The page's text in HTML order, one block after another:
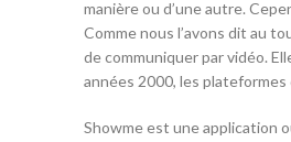
manière ou d’une autre.
Comme nous l’avons dit au
de communiquer par vidéo.
années 2000, les
Showme est une application